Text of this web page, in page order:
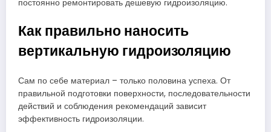
постоянно ремонтировать дешевую гидроизоляцию.
Как правильно наносить
вертикальную гидроизоляцию
Сам по себе материал – только половина успеха. От
правильной подготовки поверхности, последовательности
действий и соблюдения рекомендаций зависит
эффективность гидроизоляции.